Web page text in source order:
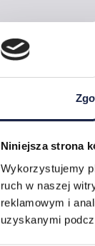
Niniejsza strona
Wykorzystujemy
ruch w naszej
reklamowym i
uzyskanymi